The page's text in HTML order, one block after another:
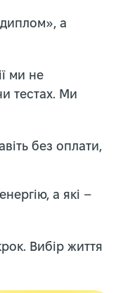
а
ми не
тестах. Ми
без оплати,
а які –
Вибір життя